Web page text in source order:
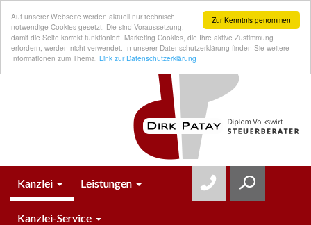
Zur Kenntnis genommen
Auf unserer Webseite werden aktuell nur technisch
notwendige Cookies gesetzt. Die sind Voraussetzung,
damit die Seite korrekt funktioniert. Marketing Cookies, die Ihre aktive Zustimmung
erfordern, werden nicht verwendet. In unserer Datenschutzerklärung finden Sie weitere
Informationen zum Thema. Link zur Datenschutzerklärung
Kanzlei Leistungen
Kanzlei-Service